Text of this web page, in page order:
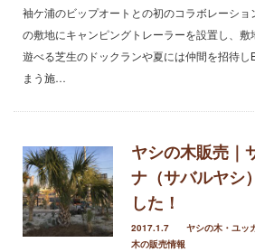
袖ケ浦のビップオートとの初のコラボレーシ
の敷地にキャンピングトレーラーを設置し、敷
遊べる芝生のドックランや夏には仲間を招待し
まう施…
ヤシの木販売｜
ナ（サバルヤシ
した！
2017.1.7
ヤシの木・ユッ
木の販売情報